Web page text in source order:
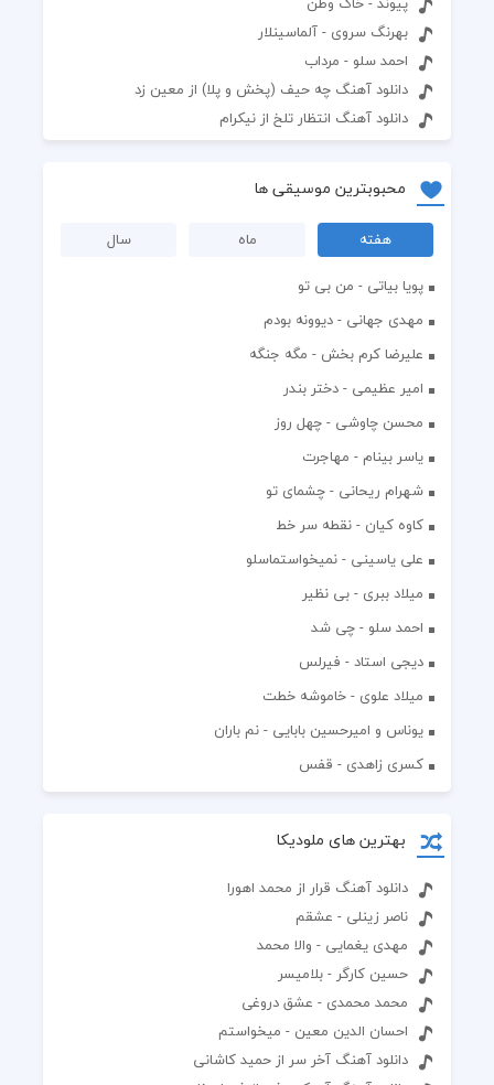
بهرنگ سروى - آلماسينلار
احمد سلو - مرداب
دانلود آهنگ چه حیف (پخش و پلا) از معین زد
دانلود آهنگ انتظار تلخ از نیکرام
محبوبترین موسیقی ها
هفته ماه
سال
پویا بیاتی - من بی تو
مهدی جهانی - دیوونه بودم
علیرضا کرم بخش - مگه جنگه
امیر عظیمی - دختر بندر
محسن چاوشی - چهل روز
یاسر بینام - مهاجرت
شهرام ریحانی - چشمای تو
کاوه کیان - نقطه سر خط
علی یاسینی - نمیخواستماسلو
میلاد ببری - بی نظیر
احمد سلو - چی شد
دیجی استاد - فیرلس
میلاد علوی - خاموشه خطت
یوناس و امیرحسین بابایی - نم باران
کسری زاهدی - قفس
بهترین های ملودیکا
دانلود آهنگ قرار از محمد اهورا
ناصر زینلی - عشقم
مهدی یغمایی - والا محمد
حسین کارگر - بلامیسر
محمد محمدی - عشق دروغی
احسان الدین معین - میخواستم
دانلود آهنگ آخر سر از حمید کاشانی